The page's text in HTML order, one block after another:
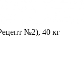
№2), 40 кг